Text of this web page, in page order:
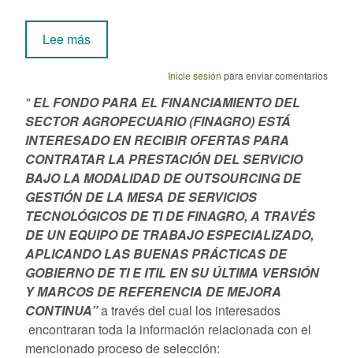
Lee mássobre Invitación Pública No. 04- 2025
Inicie sesión para enviar comentarios
"EL FONDO PARA EL FINANCIAMIENTO DEL
SECTOR AGROPECUARIO (FINAGRO) ESTÁ
INTERESADO EN RECIBIR OFERTAS PARA
CONTRATAR LA PRESTACIÓN DEL SERVICIO
BAJO LA MODALIDAD DE OUTSOURCING DE
GESTIÓN DE LA MESA DE SERVICIOS
TECNOLÓGICOS DE TI DE FINAGRO, A TRAVÉS
DE UN EQUIPO DE TRABAJO ESPECIALIZADO,
APLICANDO LAS BUENAS PRÁCTICAS DE
GOBIERNO DE TI E ITIL EN SU ÚLTIMA VERSIÓN
Y MARCOS DE REFERENCIA DE MEJORA
CONTINUA”a través del cual los interesados
encontraran toda la información relacionada con el
mencionado proceso de selección: